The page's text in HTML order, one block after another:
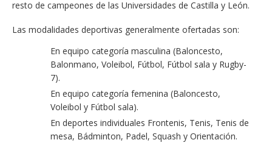
resto de campeones de las Universidades de Castilla y León.
Las modalidades deportivas generalmente ofertadas son:
En equipo categoría masculina (Baloncesto,
Balonmano, Voleibol, Fútbol, Fútbol sala y Rugby-
7).
En equipo categoría femenina (Baloncesto,
Voleibol y Fútbol sala).
En deportes individuales Frontenis, Tenis, Tenis de
mesa, Bádminton, Padel, Squash y Orientación.